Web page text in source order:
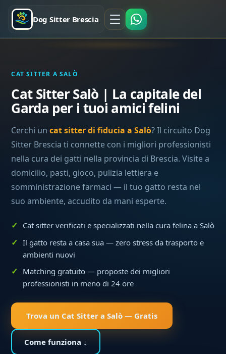
Dog Sitter Brescia
CAT SITTER A SALÒ
Cat Sitter Salò | La capitale del
Garda per i tuoi amici felini
Cerchi uncat sitter di fiducia a Salò? Il circuito Dog
Sitter Brescia ti connette con i migliori professionisti
nella cura dei gatti nella provincia di Brescia. Visite a
domicilio, pasti, gioco, pulizia lettiera e
somministrazione farmaci — il tuo gatto resta nel
suo ambiente, accudito da mani esperte.
Cat sitter verificati e specializzati nella cura felina a Salò
Il gatto resta a casa sua — zero stress da trasporto e
ambienti nuovi
Matching gratuito — proposte dei migliori
professionisti in meno di 24 ore
Trova un Cat Sitter a Salò — Gratis
Come funziona ↓